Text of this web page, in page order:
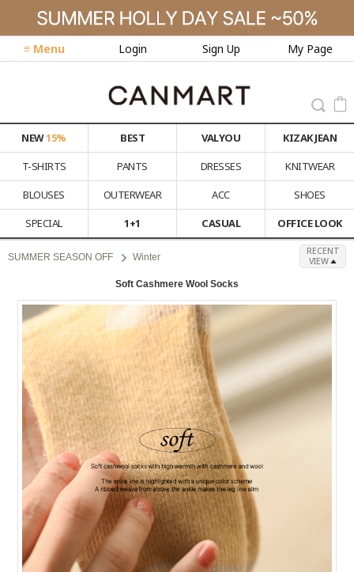
≡ Menu Login Sign Up My Page
NEW15% BEST VALYOU
KIZAK JEAN
T-SHIRTS
PANTS DRESSES
KNITWEAR
BLOUSES
OUTERWEAR ACC
SHOES
SPECIAL
1+1 CASUAL OFFICE LOOK
SUMMER SEASON OFF Winter
RECENT
VIEW
Soft Cashmere Wool Socks